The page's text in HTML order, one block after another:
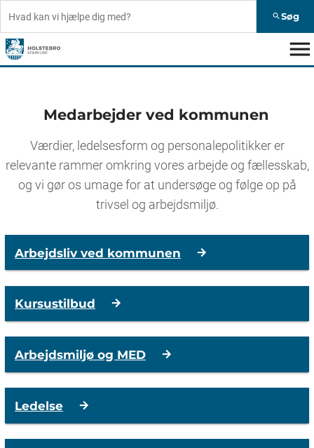
search Søg
menu
Medarbejder ved kommunen
Værdier, ledelsesform og personalepolitikker er
relevante rammer omkring vores arbejde og fællesskab,
og vi gør os umage for at undersøge og følge op på
trivsel og arbejdsmiljø.
Arbejdsliv ved kommunen
Kursustilbud
Arbejdsmiljø og MED
Ledelse